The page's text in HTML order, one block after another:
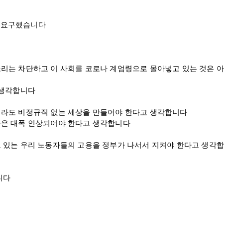
구했습니다
는 차단하고 이 사회를 코로나 계엄령으로 몰아넣고 있는 것은 아
각합니다
도 비정규직 없는 세상을 만들어야 한다고 생각합니다
대폭 인상되어야 한다고 생각합니다
는 우리 노동자들의 고용을 정부가 나서서 지켜야 한다고 생각합
다